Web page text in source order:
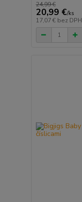
24,99 €
20,99 €/ks
17,07 € bez DPH